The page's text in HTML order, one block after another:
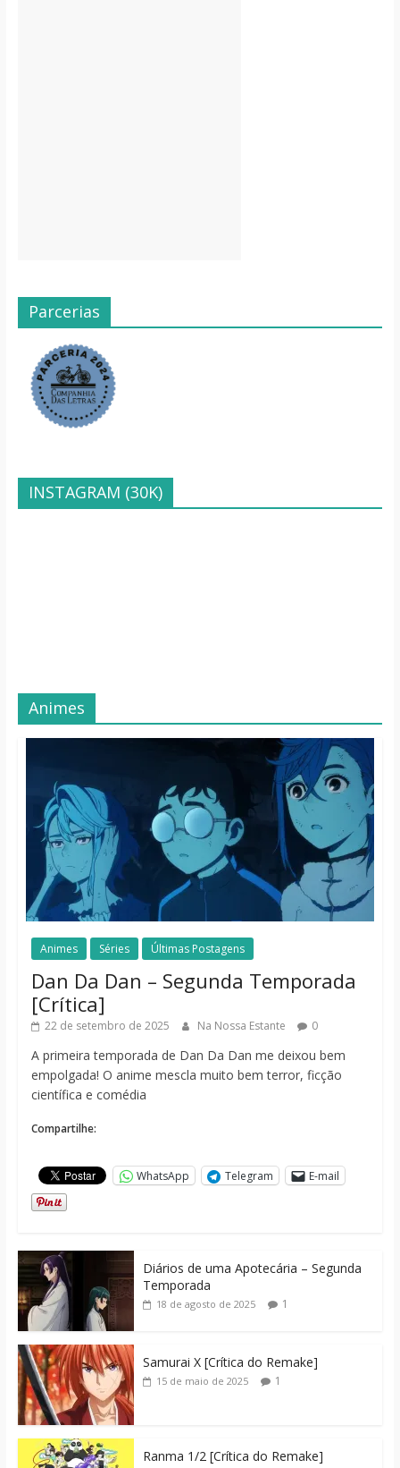
Parcerias
INSTAGRAM (30K)
Animes
Animes Séries Últimas Postagens
Dan Da Dan – Segunda Temporada
[Crítica]
22 de setembro de 2025 Na Nossa Estante 0
A primeira temporada de Dan Da Dan me deixou bem
empolgada! O anime mescla muito bem terror, ficção
científica e comédia
Compartilhe:
WhatsApp Telegram E-mail
Diários de uma Apotecária – Segunda
Temporada
18 de agosto de 2025 1
Samurai X [Crítica do Remake]
15 de maio de 2025 1
Ranma 1/2 [Crítica do Remake]